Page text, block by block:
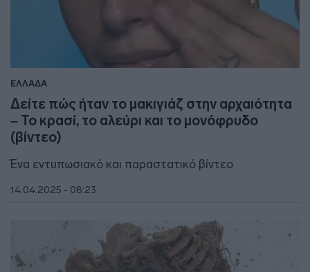
ΕΛΛΑΔΑ
Δείτε πώς ήταν το μακιγιάζ στην αρχαιότητα
– Το κρασί, το αλεύρι και το μονόφρυδο
(βίντεο)
Ένα εντυπωσιακό και παραστατικό βίντεο
14.04.2025 - 08:23